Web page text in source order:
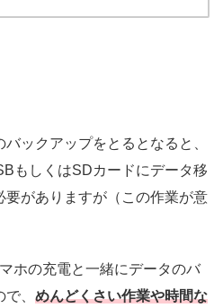
ックアップをとるとなると、
もしくはSDカードにデータ移
がありますが（この作業が意
ホの充電と一緒にデータのバ
、 めんどくさい作業や時間な